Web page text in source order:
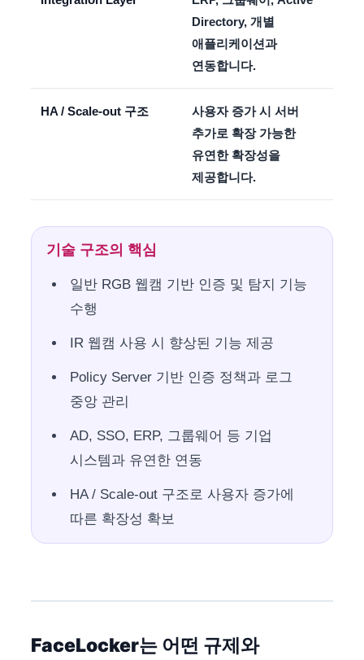
Directory, 개별
애플리케이션과
연동합니다.
HA / Scale-out 구조
사용자 증가 시 서버
추가로 확장 가능한
유연한 확장성을
제공합니다.
기술 구조의 핵심
일반 RGB 웹캠 기반 인증 및 탐지 기능
수행
IR 웹캠 사용 시 향상된 기능 제공
Policy Server 기반 인증 정책과 로그
중앙 관리
AD, SSO, ERP, 그룹웨어 등 기업
시스템과 유연한 연동
HA / Scale-out 구조로 사용자 증가에
따른 확장성 확보
FaceLocker는 어떤 규제와